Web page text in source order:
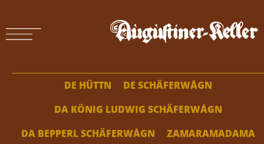
DE HÜTTN
DE SCHÄFERWÅGN
DA KÖNIG LUDWIG SCHÄFERWÅGN
DA BEPPERL SCHÄFERWÅGN
ZAMARAMADAMA